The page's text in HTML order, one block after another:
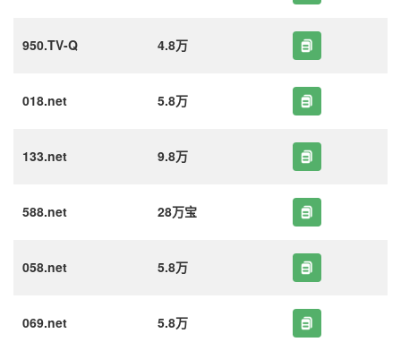
950.TV-Q 4.8万
018.net 5.8万
133.net 9.8万
588.net 28万宝
058.net 5.8万
069.net 5.8万